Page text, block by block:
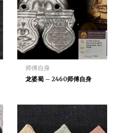
师傅自身
龙婆蜀 – 2460师傅自身